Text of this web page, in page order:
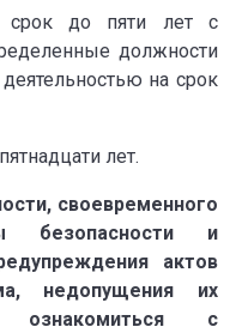
срок до пяти лет с
должности
на срок
лет.
своевременного
безопасности и
актов
недопущения их
ознакомиться с